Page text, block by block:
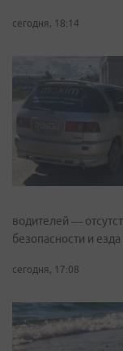
сегодня, 18:14
водителей —
безопасности и
сегодня, 17:08